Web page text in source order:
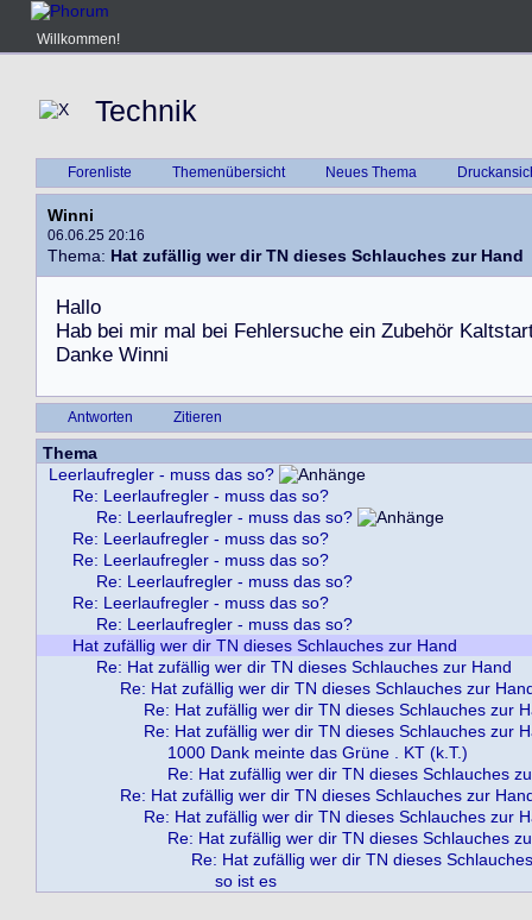
Willkommen!
Technik
Forenliste Themenübersicht Neues Thema
Winni
06.06.25 20:16
Thema: Hat zufällig wer dir TN dieses Schlauches zur Hand
Hallo
Hab bei mir mal bei Fehlersuche ein Zubehör Kaltstar
Danke Winni
Antworten Zitieren
Thema
Leerlaufregler - muss das so?
Re: Leerlaufregler - muss das so?
Re: Leerlaufregler - muss das so?
Re: Leerlaufregler - muss das so?
Re: Leerlaufregler - muss das so?
Re: Leerlaufregler - muss das so?
Re: Leerlaufregler - muss das so?
Re: Leerlaufregler - muss das so?
Hat zufällig wer dir TN dieses Schlauches zur Hand
Re: Hat zufällig wer dir TN dieses Schlauches zur Hand
Re: Hat zufällig wer dir TN dieses Schlauches zur
Re: Hat zufällig wer dir TN dieses Schlauches zur
Re: Hat zufällig wer dir TN dieses Schlauches zur
1000 Dank meinte das Grüne . KT (k.T.)
Re: Hat zufällig wer dir TN dieses Schlauches
Re: Hat zufällig wer dir TN dieses Schlauches zur
Re: Hat zufällig wer dir TN dieses Schlauches zur
Re: Hat zufällig wer dir TN dieses Schlauches
Re: Hat zufällig wer dir TN dieses
so ist es